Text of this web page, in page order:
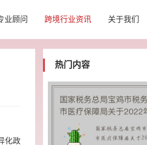
业顾问 跨境行业资讯 关于我们
化政
热门内容